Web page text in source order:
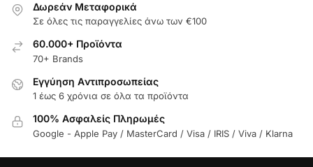
Δωρεάν Μεταφορικά
Σε όλες τις παραγγελίες άνω των €100
60.000+ Προϊόντα
70+ Brands
Εγγύηση Aντιπροσωπείας
1 έως 6 χρόνια σε όλα τα προϊόντα
100% Ασφαλείς Πληρωμές
Google - Apple Pay / MasterCard / Visa / IRIS / Viva / Klarna